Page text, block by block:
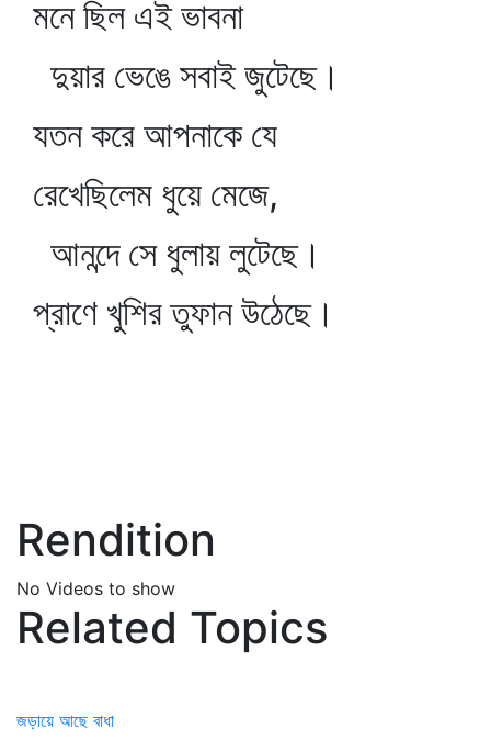
মনে ছিল এই ভাবনা
দুয়ার ভেঙে সবাই জুটেছে।
যতন করে আপনাকে যে
রেখেছিলেম ধুয়ে মেজে,
আনন্দে সে ধুলায় লুটেছে।
প্রাণে খুশির তুফান উঠেছে।
Rendition
No Videos to show
Related Topics
জড়ায়ে আছে বাধা